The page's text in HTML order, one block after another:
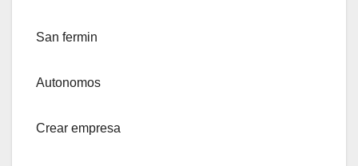
San fermin
Autonomos
Crear empresa